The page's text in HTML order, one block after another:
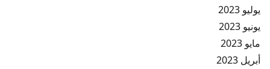
يوليو 2023
يونيو 2023
مايو 2023
أبريل 2023